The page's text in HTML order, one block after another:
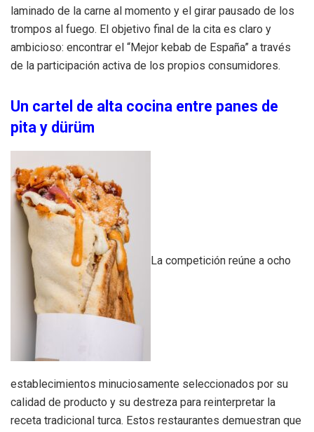
laminado de la carne al momento y el girar pausado de los
trompos al fuego. El objetivo final de la cita es claro y
ambicioso: encontrar el “Mejor kebab de España” a través
de la participación activa de los propios consumidores.
Un cartel de alta cocina entre panes de
pita y dürüm
La competición reúne a ocho
establecimientos minuciosamente seleccionados por su
calidad de producto y su destreza para reinterpretar la
receta tradicional turca. Estos restaurantes demuestran que